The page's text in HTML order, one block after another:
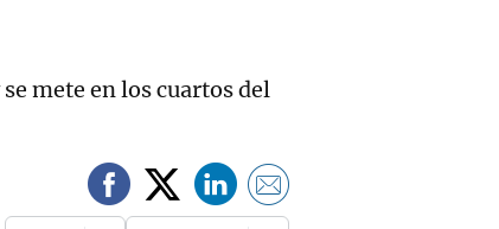
mete en los cuartos del